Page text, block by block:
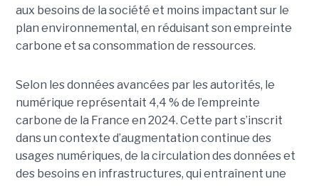
aux besoins de la société et moins impactant sur le
plan environnemental, en réduisant son empreinte
carbone et sa consommation de ressources.
Selon les données avancées par les autorités, le
numérique représentait 4,4 % de l’empreinte
carbone de la France en 2024. Cette part s’inscrit
dans un contexte d’augmentation continue des
usages numériques, de la circulation des données et
des besoins en infrastructures, qui entraînent une